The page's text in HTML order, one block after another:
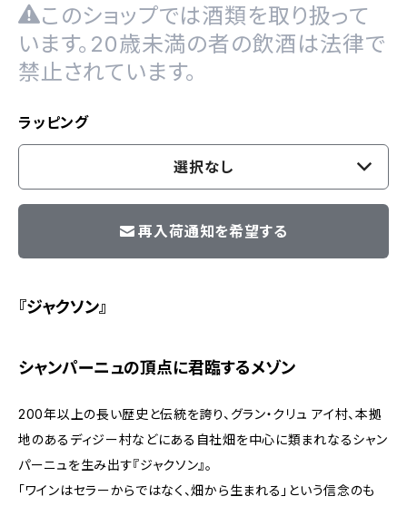
このショップでは酒類を取り扱って
います。20歳未満の者の飲酒は法律で
禁止されています。
ラッピング
選択なし
再入荷通知を希望する
『ジャクソン』
シャンパーニュの頂点に君臨するメゾン
200年以上の長い歴史と伝統を誇り、グラン・クリュ アイ村、本拠
地のあるディジー村などにある自社畑を中心に類まれなるシャン
パーニュを生み出す『ジャクソン』。
「ワインはセラーからではなく、畑から生まれる」という信念のも